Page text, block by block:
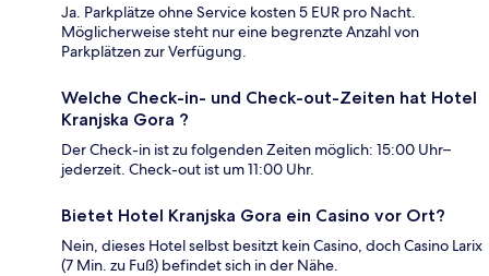
Ja. Parkplätze ohne Service kosten 5 EUR pro Nacht.
Möglicherweise steht nur eine begrenzte Anzahl von
Parkplätzen zur Verfügung.
Welche Check-in- und Check-out-Zeiten hat Hotel
Kranjska Gora ?
Der Check-in ist zu folgenden Zeiten möglich: 15:00 Uhr–
jederzeit. Check-out ist um 11:00 Uhr.
Bietet Hotel Kranjska Gora ein Casino vor Ort?
Nein, dieses Hotel selbst besitzt kein Casino, doch Casino Larix
(7 Min. zu Fuß) befindet sich in der Nähe.